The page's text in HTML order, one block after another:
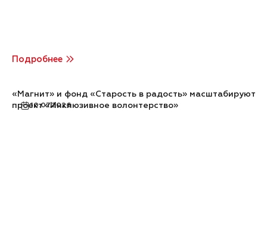
Подробнее
10.07.2026
«Магнит» и фонд «Старость в радость» масштабируют
проект «Инклюзивное волонтерство»